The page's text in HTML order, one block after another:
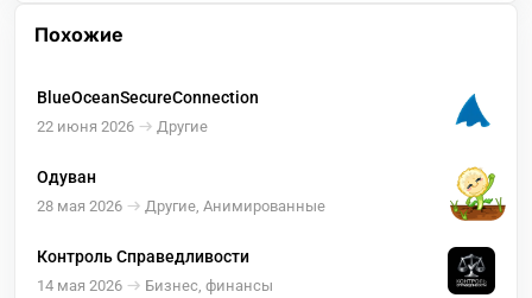
Похожие
BlueOceanSecureConnection
22 июня 2026 Другие
Одуван
28 мая 2026 Другие, Анимированные
Контроль Справедливости
14 мая 2026 Бизнес, финансы